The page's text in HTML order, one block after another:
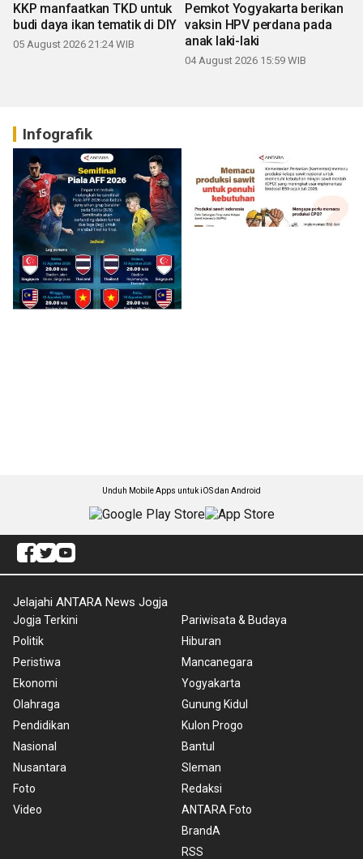
KKP manfaatkan TKD untuk
budi daya ikan tematik di DIY
05 August 2026 21:24 WIB
Pemkot Yogyakarta berikan
vaksin HPV perdana pada
anak laki-laki
04 August 2026 15:59 WIB
Infografik
Unduh Mobile Apps untuk iOS dan Android
Jelajahi ANTARA News Jogja
Jogja Terkini
Politik
Peristiwa
Ekonomi
Olahraga
Pendidikan
Nasional
Nusantara
Foto
Video
Pariwisata & Budaya
Hiburan
Mancanegara
Yogyakarta
Gunung Kidul
Kulon Progo
Bantul
Sleman
Redaksi
ANTARA Foto
BrandA
RSS